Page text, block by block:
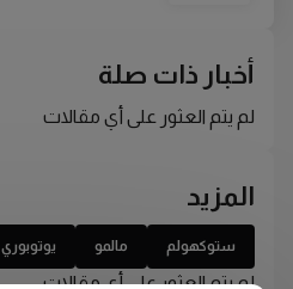
أخبار ذات صلة
لم يتم العثور على أي مقالات
المزيد
ستوكهولم مالمو يوتوبوري
لم يتم العثور على أي مقالات